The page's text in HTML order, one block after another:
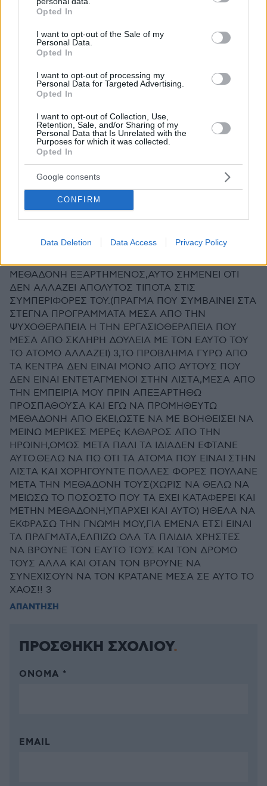
grant or deny consent to Google and its third-party tags to
use your data for below specified purposes in below Google
consent section.
Opted In
I want to opt-out of the Sale of my
Personal Data.
Opted In
I want to opt-out of processing my
Personal Data for Targeted Advertising.
Opted In
I want to opt-out of Collection, Use,
Retention, Sale, and/or Sharing of my
Personal Data that Is Unrelated with the
Purposes for which it was collected.
Opted In
Google consents
CONFIRM
Data Deletion Data Access Privacy Policy
Ειναι που ειναι στα χαλια τους τα νοσοκομεια μας θα
ΑΠΑΝΤΗΣΗ
ΒΑΜΑ
30.05.2011, 11:43
ΠΟΥ ΕΙΝΑΙ ΣΤΕΓΝΟ ΠΡΟΓΡΑΜΑ ΔΗΛΑΔΗ ΧΩΡΙΣ
ΥΠΟΚΑΤΑΣΤΑΤΑ,ΚΑΙ Η ΘΕΡΑΠΕΙΑ ΓΙΑ ΤΗΝ ΧΡΗΣΗ
ΟΥΣΙΩΝ ΒΑΣΙΣΤΗΚΕ ΣΤΗΝ ΨΥΧΟΘΕΡΑΠΕΙΑ ΚΑΙ
ΜΕΣΑ ΑΠΟ ΕΚΕΙ ΣΤΗΝ ΣΥΝΑΙΣΘΗΜΑΤΙΚΗ ΜΟΥ
ΠΙΣΤΕΥΩ ΟΤΙ ΕΙΝΑΙ ΕΝΑ ΥΠΟΚΑΤΑΣΤΑΤΟ
ΝΟΜΙΜΟ(ΝΑΡΚΟΤΙΚΟ) ΗΘΕΛΑ ΓΙΑ ΑΥΤΟ ΤΟΝ ΛΟΓΟ
ΝΑ ΠΩ ΑΠΛΑ ΤΗΝ ΓΝΩΜΗ ΜΟΥ.ΠΙΣΤΕΥΩ ΟΤΙ: 1,ΟΤΙ
ΠΡΟΤΙΜΑΝΕ ΟΙ ΚΥΒΕΡΝΟΝΤΕΣ ΤΟ ΠΡΟΓΡΑΜΜΑ
ΜΕΘΑΔΟΝΗΣ ΓΙΑΤΙ ΕΧΕΙ ΜΙΚΡΟΤΕΡΟ ΛΕΙΤΟΥΡΓΙΚΟ
ΚΟΣΤΟΣ. 2,ΟΥΣΙΑΣΤΙΚΑ Ο ΧΡΗΣΤΗΣ ΔΕΝ
ΑΠΕΞΑΡΤΕΙΤΑΙ ΠΟΤΕ,ΣΥΝΕΧΙΖΕΙ ΝΑ ΕΙΝΑΙ ΜΕ ΤΗΝ
ΜΕΘΑΔΟΝΗ ΕΞΑΡΤΗΜΕΝΟΣ,ΑΥΤΟ ΣΗΜΕΝΕΙ ΟΤΙ
ΔΕΝ ΑΛΛΑΖΕΙ ΑΠΟΛΥΤΟΣ ΤΙΠΟΤΑ ΣΤΙΣ
ΣΥΜΠΕΡΙΦΟΡΕΣ ΤΟΥ.(ΠΡΑΓΜΑ ΠΟΥ ΣΥΜΒΑΙΝΕΙ ΣΤΑ
ΣΤΕΓΝΑ ΠΡΟΓΡΑΜΜΑΤΑ ΜΕΣΑ ΑΠΟ ΤΗΝ
ΨΥΧΟΘΕΡΑΠΕΙΑ Η ΤΗΝ ΕΡΓΑΣΙΟΘΕΡΑΠΕΙΑ ΠΟΥ
ΜΕΣΑ ΑΠΟ ΣΚΛΗΡΗ ΔΟΥΛΕΙΑ ΜΕ ΤΟΝ ΕΑΥΤΟ ΤΟΥ
ΤΟ ΑΤΟΜΟ ΑΛΛΑΖΕΙ) 3,ΤΟ ΠΡΟΒΛΗΜΑ ΓΥΡΩ ΑΠΟ
ΤΑ ΚΕΝΤΡΑ ΔΕΝ ΕΙΝΑΙ ΜΟΝΟ ΑΠΟ ΑΥΤΟΥΣ ΠΟΥ
ΔΕΝ ΕΙΝΑΙ ΕΝΤΕΤΑΓΜΕΝΟΙ ΣΤΗΝ ΛΙΣΤΑ,ΜΕΣΑ ΑΠΟ
ΤΗΝ ΕΜΠΕΙΡΙΑ ΜΟΥ ΠΡΙΝ ΑΠΕΞΑΡΤΗΘΩ
ΠΡΟΣΠΑΘΟΥΣΑ ΚΑΙ ΕΓΩ ΝΑ ΠΡΟΜΗΘΕΥΤΩ
ΜΕΘΑΔΟΝΗ ΑΠΟ ΕΚΕΙ,ΩΣΤΕ ΝΑ ΜΕ ΒΟΗΘΕΙΣΕΙ ΝΑ
ΜΕΙΝΩ ΜΕΡΙΚΕΣ ΜΕΡΕς ΚΑΘΑΡΟΣ ΑΠΟ ΤΗΝ
ΗΡΩΙΝΗ,ΟΜΩΣ ΜΕΤΑ ΠΑΛΙ ΤΑ ΙΔΙΑΔΕΝ ΕΦΤΑΝΕ
ΑΥΤΟ.ΘΕΛΩ ΝΑ ΠΩ ΟΤΙ ΤΑ ΑΤΟΜΑ ΠΟΥ ΕΙΝΑΙ ΣΤΗΝ
ΛΙΣΤΑ ΚΑΙ ΧΟΡΗΓΟΥΝΤΕ ΠΟΛΛΕΣ ΦΟΡΕΣ ΠΟΥΛΑΝΕ
ΜΕΤΑ ΤΗΝ ΜΕΘΑΔΟΝΗ ΤΟΥΣ(ΧΩΡΙΣ ΝΑ ΘΕΛΩ ΝΑ
ΜΕΙΩΣΩ ΤΟ ΠΟΣΟΣΤΟ ΠΟΥ ΤΑ ΕΧΕΙ ΚΑΤΑΦΕΡΕΙ ΚΑΙ
ΜΕΤΗΝ ΜΕΘΑΔΟΝΗ,ΥΠΑΡΧΕΙ ΚΑΙ ΑΥΤΟ) ΗΘΕΛΑ ΝΑ
ΕΚΦΡΑΣΩ ΤΗΝ ΓΝΩΜΗ ΜΟΥ,ΓΙΑ ΕΜΕΝΑ ΕΤΣΙ ΕΙΝΑΙ
ΤΑ ΠΡΑΓΜΑΤΑ,ΕΛΠΙΖΩ ΟΛΑ ΤΑ ΠΑΙΔΙΑ ΧΡΗΣΤΕΣ
ΝΑ ΒΡΟΥΝΕ ΤΟΝ ΕΑΥΤΟ ΤΟΥΣ ΚΑΙ ΤΟΝ ΔΡΟΜΟ
ΤΟΥΣ ΑΛΛΑ ΚΑΙ ΟΤΑΝ ΤΟΝ ΒΡΟΥΝΕ ΝΑ
ΣΥΝΕΧΙΣΟΥΝ ΝΑ ΤΟΝ ΚΡΑΤΑΝΕ ΜΕΣΑ ΣΕ ΑΥΤΟ ΤΟ
ΧΑΟΣ!! 3
ΑΠΑΝΤΗΣΗ
ΠΡΟΣΘΗΚΗ ΣΧΟΛΙΟΥ
ΌΝΟΜΑ *
EMAIL